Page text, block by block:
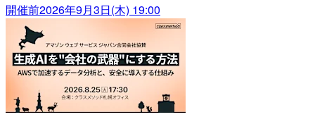
開催前2026年9月3日(木) 19:00